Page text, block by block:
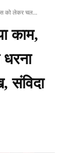
को लेकर चल...
काम,
संविदा